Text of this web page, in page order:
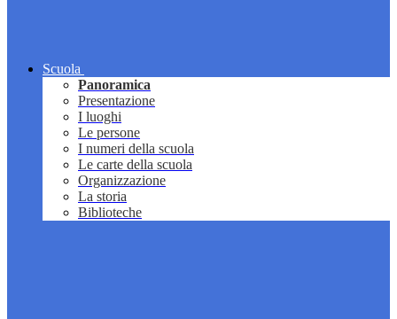
Scuola
Panoramica
Presentazione
I luoghi
Le persone
I numeri della scuola
Le carte della scuola
Organizzazione
La storia
Biblioteche